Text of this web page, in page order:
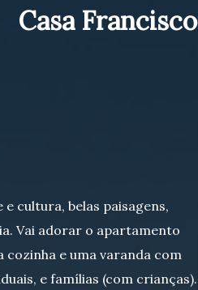
Casa Francisco
cultura, belas paisagens,
Vai adorar o apartamento
cozinha e uma varanda com
e famílias (com crianças).